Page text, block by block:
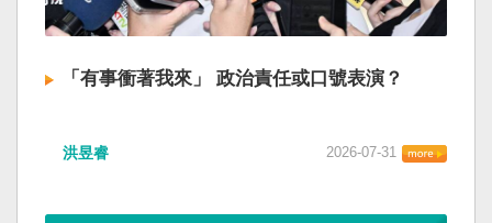
「有事衝著我來」 政治責任或口號表演？
洪昱睿 2026-07-31